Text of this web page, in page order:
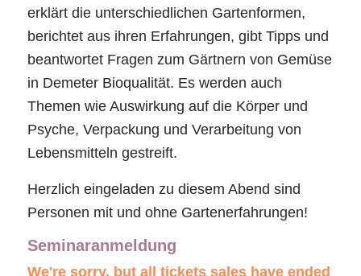
erklärt die unterschiedlichen Gartenformen,
berichtet aus ihren Erfahrungen, gibt Tipps und
beantwortet Fragen zum Gärtnern von Gemüse
in Demeter Bioqualität. Es werden auch
Themen wie Auswirkung auf die Körper und
Psyche, Verpackung und Verarbeitung von
Lebensmitteln gestreift.
Herzlich eingeladen zu diesem Abend sind
Personen mit und ohne Gartenerfahrungen!
Seminaranmeldung
We're sorry, but all tickets sales have ended